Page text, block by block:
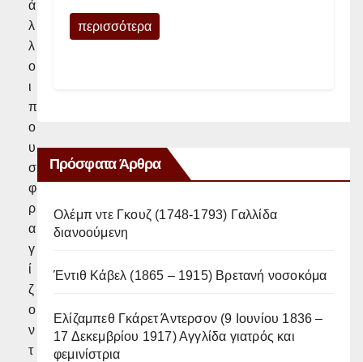
ά
λ
λ
ο
ι
π
ο
υ
σ
φ
ρ
α
γ
ί
ζ
ο
ν
τ
περισσότερα
Πρόσφατα Άρθρα
Ολέμπ ντε Γκουζ (1748-1793) Γαλλίδα
διανοούμενη
Έντιθ Κάβελ (1865 – 1915) Βρετανή νοσοκόμα
Ελίζαμπεθ Γκάρετ Άντερσον (9 Ιουνίου 1836 –
17 Δεκεμβρίου 1917) Αγγλίδα γιατρός και
φεμινίστρια